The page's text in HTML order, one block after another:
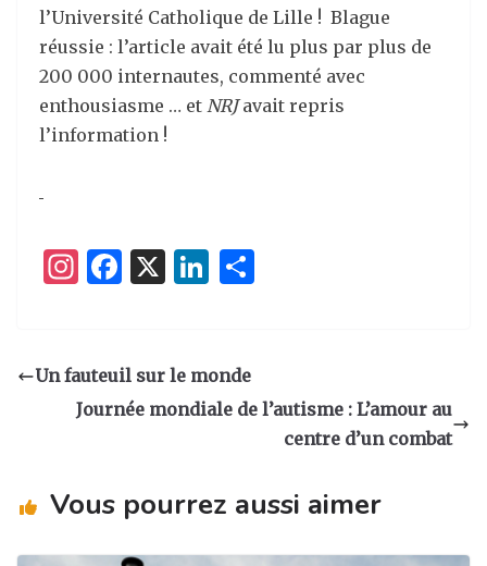
l’Université Catholique de Lille ! Blague
réussie : l’article avait été lu plus par plus de
200 000 internautes, commenté avec
enthousiasme … et NRJavait repris
l’information !
I
a
g
F
e
b
k
X
Li
e
dI er
Un fauteuil sur le monde
Journée mondiale de l’autisme : L’amour au
centre d’un combat
Vous pourrez aussi aimer